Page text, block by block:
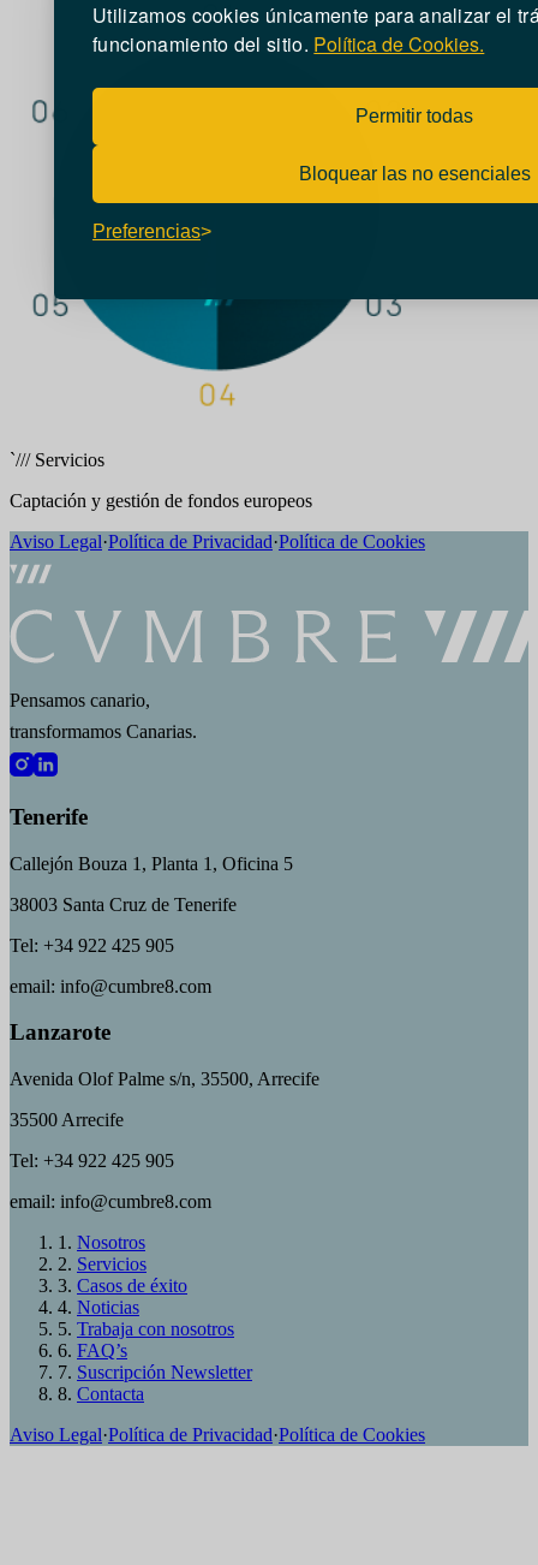
Utilizamos cookies únicamente para analizar el
funcionamiento del sitio. Política de Cookies.
Permitir todas
Bloquear las no esenciales
Preferencias
`///Servicios
Captación y gestión de fondos europeos
Aviso Legal·Política de Privacidad·Política de Cookies
Pensamos canario,
transformamos Canarias.
Tenerife
Callejón Bouza 1, Planta 1, Oficina 5
38003 Santa Cruz de Tenerife
Tel: +34 922 425 905
email: info@cumbre8.com
Lanzarote
Avenida Olof Palme s/n, 35500, Arrecife
35500 Arrecife
Tel: +34 922 425 905
email: info@cumbre8.com
1. Nosotros
2. Servicios
3. Casos de éxito
4. Noticias
5. Trabaja con nosotros
6. FAQ’s
7. Suscripción Newsletter
8. Contacta
Aviso Legal·Política de Privacidad·Política de Cookies